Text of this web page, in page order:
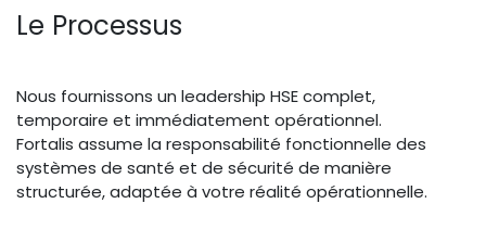
Le Processus
Nous fournissons un leadership HSE complet,
temporaire et immédiatement opérationnel.
Fortalis assume la responsabilité fonctionnelle des
systèmes de santé et de sécurité de manière
structurée, adaptée à votre réalité opérationnelle.